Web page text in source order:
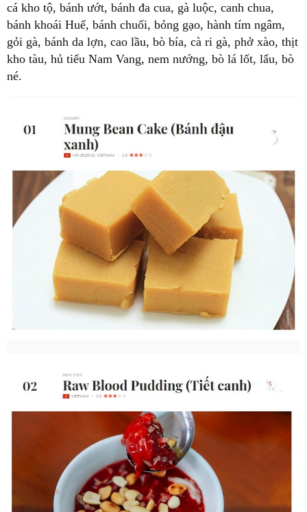
cá kho tộ, bánh ướt, bánh đa cua, gà luộc, canh chua,
bánh khoái Huế, bánh chuối, bỏng gạo, hành tím ngâm,
gỏi gà, bánh da lợn, cao lầu, bò bía, cà ri gà, phở xào, thịt
kho tàu, hủ tiếu Nam Vang, nem nướng, bò lá lốt, lẩu, bò
né.